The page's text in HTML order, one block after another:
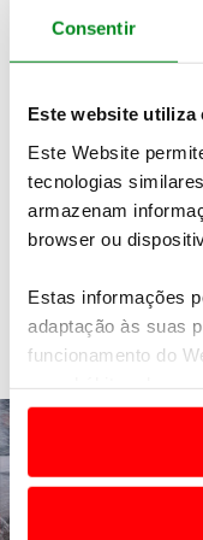
Consentir
Este website utiliza
Este Website
tecnologias
armazenam
browser ou
Estas informações
adaptação às suas
funcionamento do
e anúncios de
Em alguns casos, a
termos e a todo o
É fácil, seguro e
à
O